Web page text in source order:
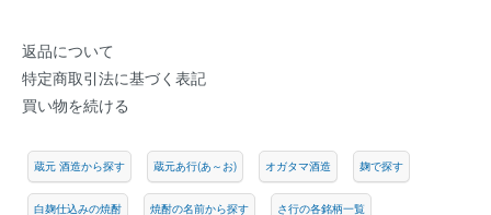
返品について
特定商取引法に基づく表記
買い物を続ける
蔵元 酒造から探す 蔵元あ行(あ～お) オガタマ酒造 麹で探す
白麹仕込みの焼酎 焼酎の名前から探す さ行の各銘柄一覧